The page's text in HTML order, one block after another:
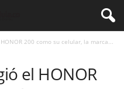
HONOR 200 como su celular, la marca...
el HONOR